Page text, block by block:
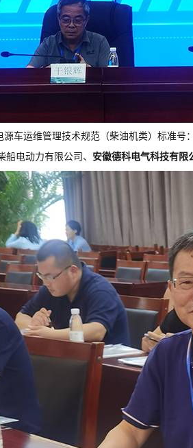
源车运维管理技术规范（柴油机类）标准
电动力有限公司、 安徽德科电气科技有限